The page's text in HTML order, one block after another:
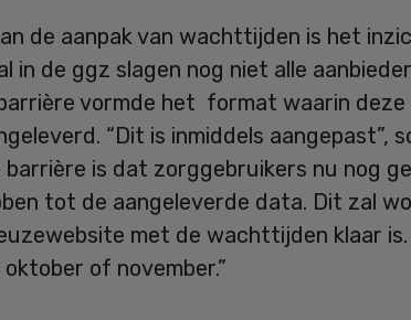
de aanpak van wachttijden is het
in de ggz slagen nog niet alle
vormde het format waarin deze
“Dit is inmiddels aangepast”,
barrière is dat zorggebruikers nu nog
tot de aangeleverde data. Dit zal
met de wachttijden klaar is.
of november.”